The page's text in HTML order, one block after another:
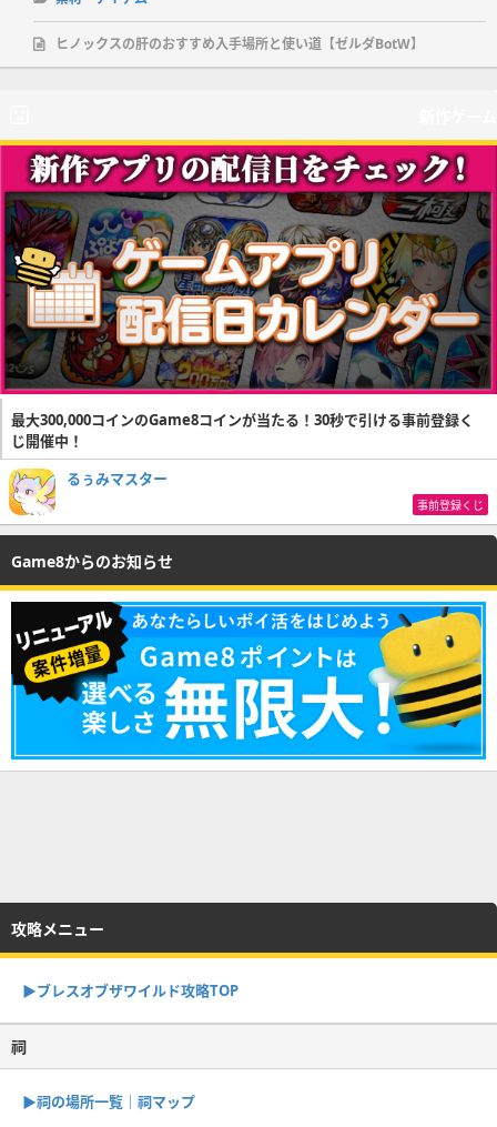
ヒノックスの肝のおすすめ入手場所と使い道【ゼルダBotW】
最大300,000コインのGame8コインが当たる！30秒で引ける事前登録く
じ開催中！
るぅみマスター
事前登録くじ
Game8からのお知らせ
攻略メニュー
▶︎ブレスオブザワイルド攻略TOP
祠
▶︎祠の場所一覧｜祠マップ